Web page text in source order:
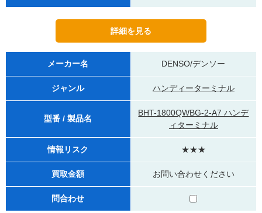
メーカー名 DENSO/デンソー
ジャンル ハンディーターミナル
型番 / 製品名
BHT-1800QWBG-2-A7 ハンデ
ィターミナル
情報リスク ★★★
買取金額 お問い合わせください
問合わせ